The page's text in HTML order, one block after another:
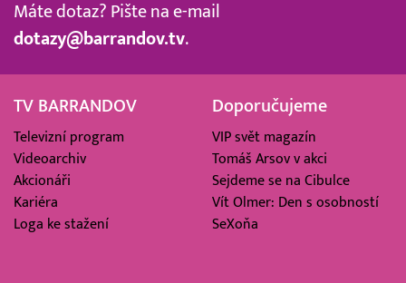
Máte dotaz? Pište na e-mail
dotazy@barrandov.tv.
TV BARRANDOV
Televizní program
Videoarchiv
Akcionáři
Kariéra
Loga ke stažení
Doporučujeme
VIP svět magazín
Tomáš Arsov v akci
Sejdeme se na Cibulce
Vít Olmer: Den s osobností
SeXoňa